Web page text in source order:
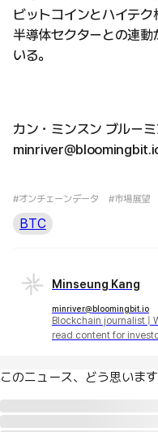
ビットコインとハイテク
半導体セクターとの連
いる。
カン・ミンスン ブルー
#オンチェーンデータ #市場展望
BTC
Minseung Kang
minriver@bloomingbit.io
Blockchain journalist |
read content for
このニュース、どう思いま